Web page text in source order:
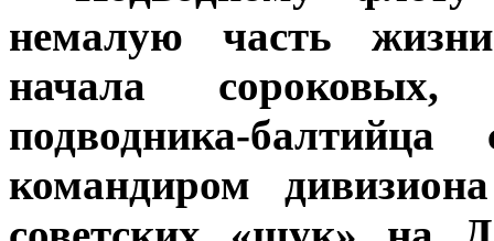
немалую часть
начала
подводника-
командиром